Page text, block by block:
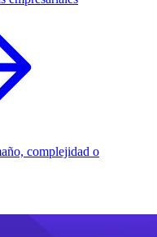
complejidad o